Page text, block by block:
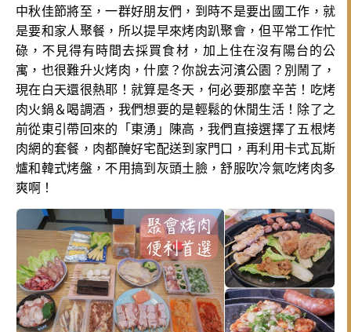
中秋佳節將至，一群好朋友們，到時不是要出國工作，就
是要和家人聚餐，所以提早來烤肉趴聚會，但平常工作忙
碌，不見得有時間去採買食材，加上住在沒有陽台的公
寓，也很難升火烤肉，什麼？你說去河濱公園？別鬧了，
現在白天還很熱耶！就算是冬天，何必要那麼辛苦！吃烤
肉火鍋＆喝調酒，我們想要的是輕鬆的休閒生活！除了之
前從東引帶回來的「東湧」陳高，我們直接選擇了五根烤
肉網的套餐，肉都醃好宅配送到家門口，再利用卡式瓦斯
爐和韓式烤盤，不用搞到灰頭土臉，舒服吹冷氣吃烤肉多
爽啊！